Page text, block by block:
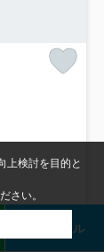
メール
いつい後回
くに...もっと
上検討を目的と
さい。